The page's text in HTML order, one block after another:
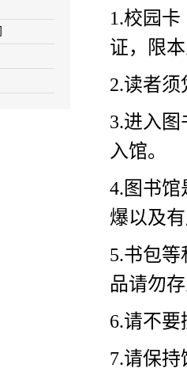
1.校园
证，限
2.读者
3.进入
入馆。
4.图书
爆以及
5.书包
品请勿
6.请不
7.请保